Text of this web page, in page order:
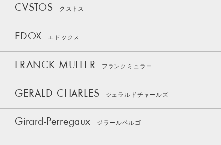
CVSTOS クストス
EDOX エドックス
FRANCK MULLER フランクミュラー
GERALD CHARLES ジェラルドチャールズ
Girard-Perregaux ジラールペルゴ